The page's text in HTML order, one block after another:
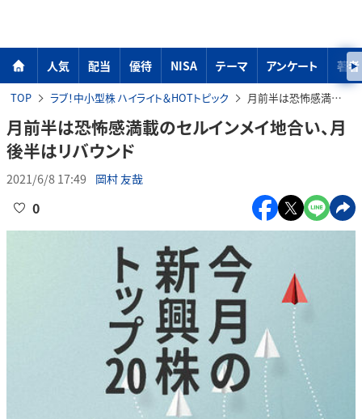
人気 配当 優待 NISA テーマ アンケート 著者
TOP ラブ！中小型株 ハイライト＆HOTトピック 月前半は恐怖感満載のセルインメイ地合い、月後半はリバウンド
月前半は恐怖感満載のセルインメイ地合い、月
後半はリバウンド
2021/6/8 17:49 岡村 友哉
0